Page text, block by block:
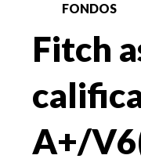
FONDOS
Fitch
A+/